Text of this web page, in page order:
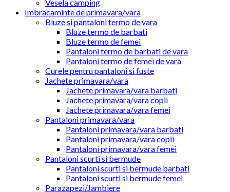
Vesela camping
Imbracaminte de primavara/vara
Bluze si pantaloni termo de vara
Bluze termo de barbati
Bluze termo de femei
Pantaloni termo de barbati de vara
Pantaloni termo de femei de vara
Curele pentru pantaloni si fuste
Jachete primavara/vara
Jachete primavara/vara barbati
Jachete primavara/vara copii
Jachete primavara/vara femei
Pantaloni primavara/vara
Pantaloni primavara/vara barbati
Pantaloni primavara/vara copii
Pantaloni primavara/vara femei
Pantaloni scurti si bermude
Pantaloni scurti si bermude barbati
Pantaloni scurti si bermude femei
Parazapezi/Jambiere